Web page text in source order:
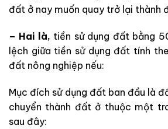
đất ở nay muốn quay trở lại thành
– Hai là, tiền sử dụng đất bằng
lệch giữa tiền sử dụng đất tính
đất nông nghiệp nếu:
Mục đích sử dụng đất ban đầu là
chuyển thành đất ở thuộc một
sau đây: